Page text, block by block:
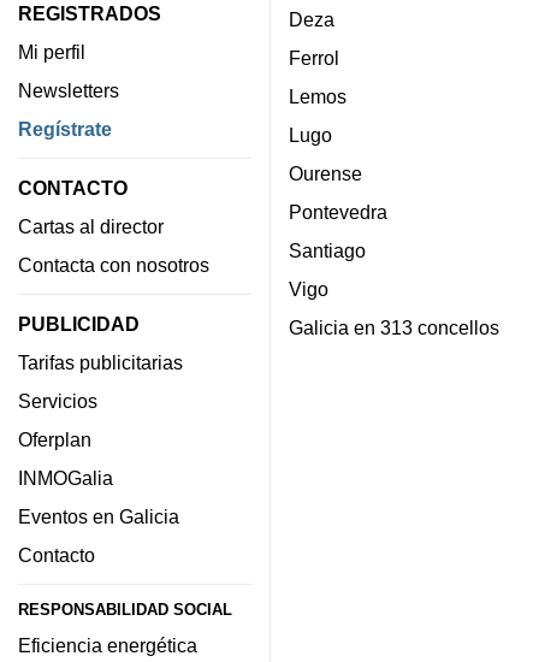
REGISTRADOS
Mi perfil
Newsletters
Regístrate
CONTACTO
Cartas al director
Contacta con nosotros
PUBLICIDAD
Tarifas publicitarias
Servicios
Oferplan
INMOGalia
Eventos en Galicia
Contacto
RESPONSABILIDAD SOCIAL
Eficiencia energética
Deza
Ferrol
Lemos
Lugo
Ourense
Pontevedra
Santiago
Vigo
Galicia en 313 concellos